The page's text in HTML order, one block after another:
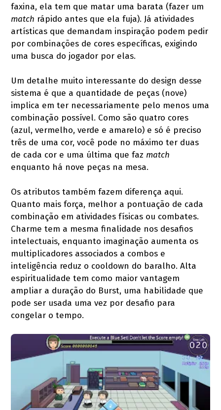
faxina, ela tem que matar uma barata (fazer um
match rápido antes que ela fuja). Já atividades
artísticas que demandam inspiração podem pedir
por combinações de cores específicas, exigindo
uma busca do jogador por elas.
Um detalhe muito interessante do design desse
sistema é que a quantidade de peças (nove)
implica em ter necessariamente pelo menos uma
combinação possível. Como são quatro cores
(azul, vermelho, verde e amarelo) e só é preciso
três de uma cor, você pode no máximo ter duas
de cada cor e uma última que faz match
enquanto há nove peças na mesa.
Os atributos também fazem diferença aqui.
Quanto mais força, melhor a pontuação de cada
combinação em atividades físicas ou combates.
Charme tem a mesma finalidade nos desafios
intelectuais, enquanto imaginação aumenta os
multiplicadores associados a combos e
inteligência reduz o cooldown do baralho. Alta
espiritualidade tem como maior vantagem
ampliar a duração do Burst, uma habilidade que
pode ser usada uma vez por desafio para
congelar o tempo.